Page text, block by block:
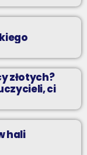
złotych?
ci
hali